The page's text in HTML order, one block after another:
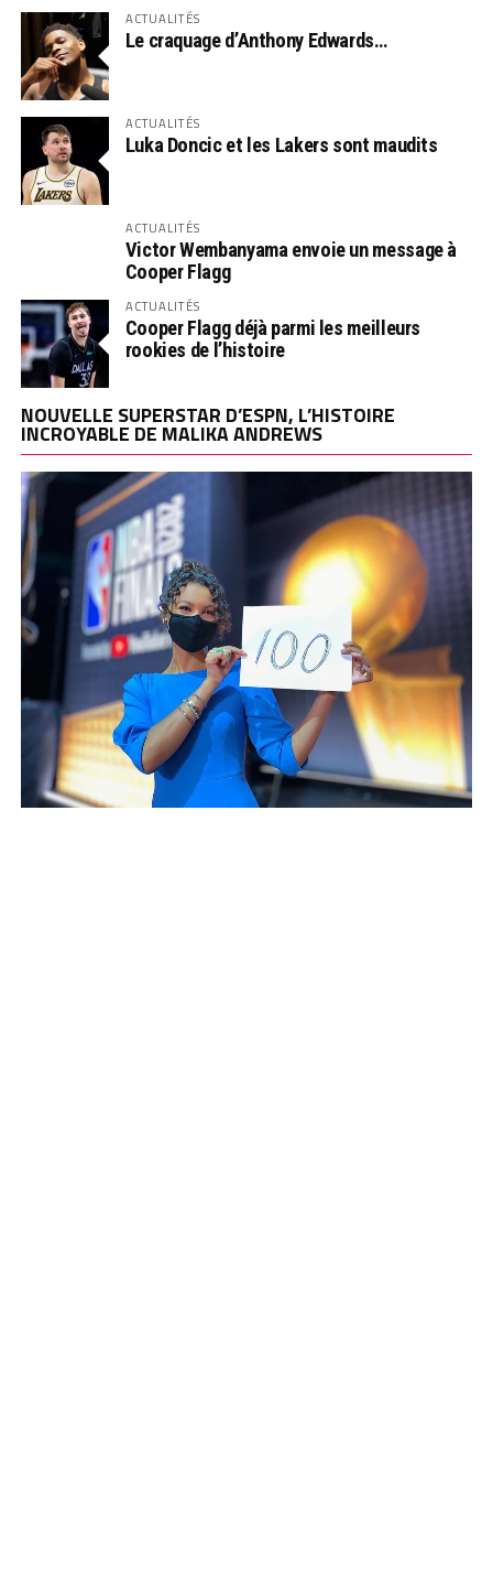
ACTUALITÉS
Le craquage d’Anthony Edwards…
ACTUALITÉS
Luka Doncic et les Lakers sont maudits
ACTUALITÉS
Victor Wembanyama envoie un message à
Cooper Flagg
ACTUALITÉS
Cooper Flagg déjà parmi les meilleurs
rookies de l’histoire
NOUVELLE SUPERSTAR D’ESPN, L’HISTOIRE
INCROYABLE DE MALIKA ANDREWS